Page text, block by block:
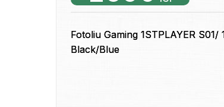
Fotoliu Gaming 1STPLAYER S01/
Black/Blue